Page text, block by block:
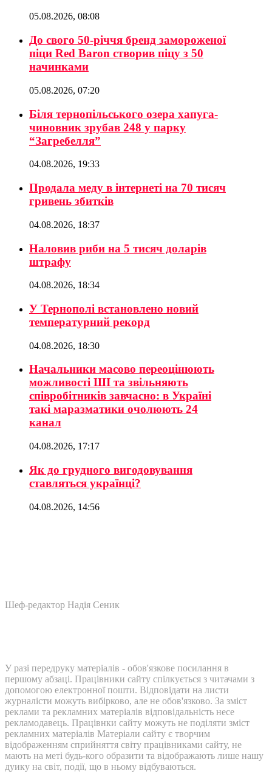
05.08.2026, 08:08
До свого 50-річчя бренд замороженої
піци Red Baron створив піцу з 50
начинками
05.08.2026, 07:20
Біля тернопільського озера хапуга-
чиновник зрубав 248 у парку
“Загребелля”
04.08.2026, 19:33
Продала меду в інтернеті на 70 тисяч
гривень збитків
04.08.2026, 18:37
Наловив риби на 5 тисяч доларів
штрафу
04.08.2026, 18:34
У Тернополі встановлено новий
температурний рекорд
04.08.2026, 18:30
Начальники масово переоцінюють
можливості ШІ та звільняють
співробітників завчасно: в Україні
такі маразматики очолюють 24
канал
04.08.2026, 17:17
Як до грудного вигодовування
ставляться українці?
04.08.2026, 14:56
Шеф-редактор Надія Сеник
У разі передруку матеріалів - обов'язкове посилання в
першому абзаці. Працівники сайту спілкується з читачами з
допомогою електронної пошти. Відповідати на листи
журналісти можуть вибірково, але не обов'язково. За зміст
реклами та рекламних матеріалів відповідальність несе
рекламодавець. Працівнки сайту можуть не поділяти зміст
рекламних матеріалів Матеріали сайту є творчим
відображенням сприйняття світу працівниками сайту, не
мають на меті будь-кого образити та відображають лише нашу
дуику на світ, події, що в ньому відбуваються.